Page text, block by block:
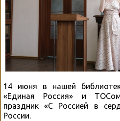
14 июня в нашей
«Единая Россия» и ТОСом
праздник «С Россией в
России.